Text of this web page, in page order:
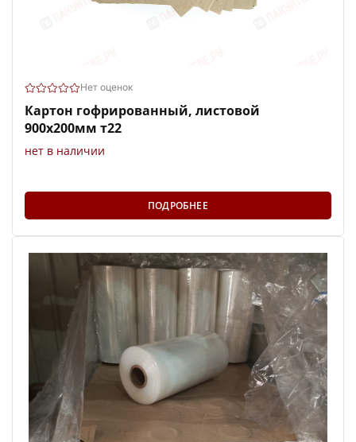
Нет оценок
Картон гофрированный, листовой
900х200мм т22
нет в наличии
ПОДРОБНЕЕ